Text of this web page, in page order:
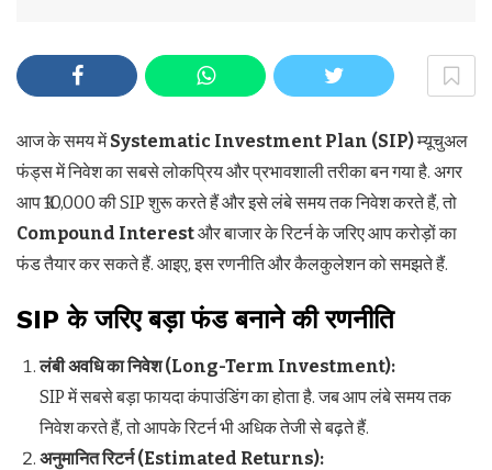
आज के समय मेंSystematic Investment Plan (SIP)म्यूचुअल
फंड्स में निवेश का सबसे लोकप्रिय और प्रभावशाली तरीका बन गया है. अगर
आप ₹10,000 की SIP शुरू करते हैं और इसे लंबे समय तक निवेश करते हैं, तो
Compound Interestऔर बाजार के रिटर्न के जरिए आप करोड़ों का
फंड तैयार कर सकते हैं. आइए, इस रणनीति और कैलकुलेशन को समझते हैं.
SIPके जरिए बड़ा फंड बनाने की रणनीति
लंबी अवधि का निवेश (Long-Term Investment):
SIP में सबसे बड़ा फायदा कंपाउंडिंग का होता है. जब आप लंबे समय तक
निवेश करते हैं, तो आपके रिटर्न भी अधिक तेजी से बढ़ते हैं.
अनुमानित रिटर्न (Estimated Returns):